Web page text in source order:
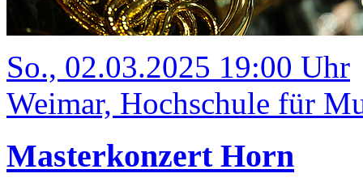
So., 02.03.2025 19:00 Uhr
Weimar, Hochschule für
Masterkonzert Horn